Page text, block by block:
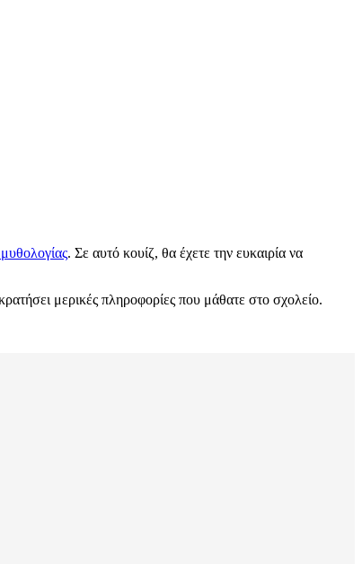
. Σε αυτό κουίζ, θα έχετε την ευκαιρία να
μερικές πληροφορίες που μάθατε στο σχολείο.